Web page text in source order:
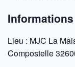
Lieu : MJC La
Compostelle